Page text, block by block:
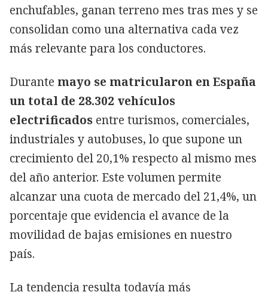
enchufables, ganan terreno mes tras mes y se
consolidan como una alternativa cada vez
más relevante para los conductores.
Durante mayo se matricularon en España
un total de 28.302 vehículos
electrificados entre turismos, comerciales,
industriales y autobuses, lo que supone un
crecimiento del 20,1% respecto al mismo mes
del año anterior. Este volumen permite
alcanzar una cuota de mercado del 21,4%, un
porcentaje que evidencia el avance de la
movilidad de bajas emisiones en nuestro
país.
La tendencia resulta todavía más